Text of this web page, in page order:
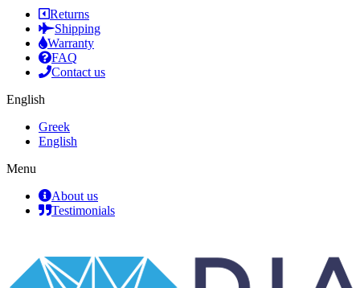
Returns
Shipping
Warranty
FAQ
Contact us
English
Greek
English
Menu
About us
Testimonials